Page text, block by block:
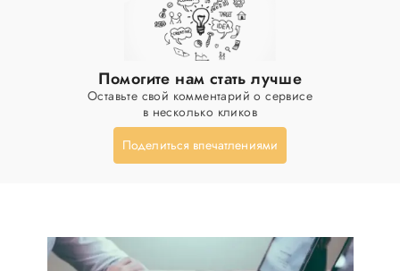
Помогите нам стать лучше
Оставьте свой комментарий о сервисе
в несколько кликов
Поделиться впечатлениями